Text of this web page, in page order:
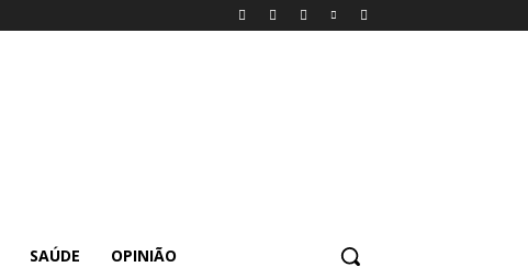
SAÚDE OPINIÃO